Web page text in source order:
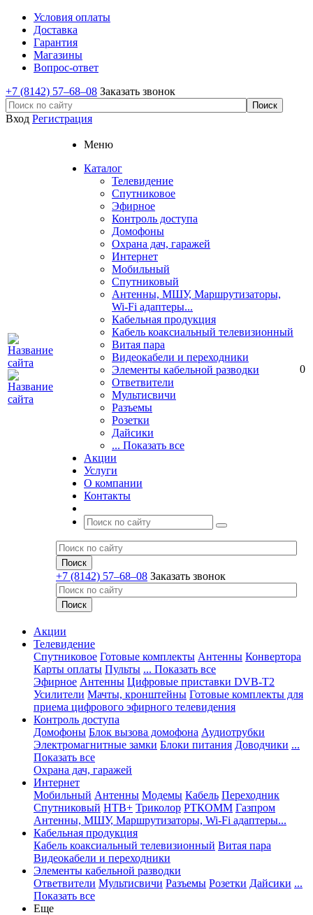
Условия оплаты
Доставка
Гарантия
Магазины
Вопрос-ответ
+7 (8142) 57–68–08 Заказать звонок
Вход Регистрация
Меню
Каталог
Телевидение
Спутниковое
Эфирное
Контроль доступа
Домофоны
Охрана дач, гаражей
Интернет
Мобильный
Спутниковый
Антенны, МШУ, Маршрутизаторы,
Wi-Fi адаптеры...
Кабельная продукция
Кабель коаксиальный телевизионный
Витая пара
Видеокабели и переходники
Элементы кабельной разводки
Ответвители
Мультисвичи
Разъемы
Розетки
Дайсики
... Показать все
Акции
Услуги
О компании
Контакты
+7 (8142) 57–68–08 Заказать звонок
0
Акции
Телевидение
Спутниковое Готовые комплекты Антенны Конвертора
Карты оплаты Пульты ... Показать все
Эфирное Антенны Цифровые приставки DVB-T2
Усилители Мачты, кронштейны Готовые комплекты для
приема цифрового эфирного телевидения
Контроль доступа
Домофоны Блок вызова домофона Аудиотрубки
Электромагнитные замки Блоки питания Доводчики ...
Показать все
Охрана дач, гаражей
Интернет
Мобильный Антенны Модемы Кабель Переходник
Спутниковый НТВ+ Триколор РТКОММ Газпром
Антенны, МШУ, Маршрутизаторы, Wi-Fi адаптеры...
Кабельная продукция
Кабель коаксиальный телевизионный Витая пара
Видеокабели и переходники
Элементы кабельной разводки
Ответвители Мультисвичи Разъемы Розетки Дайсики ...
Показать все
Еще